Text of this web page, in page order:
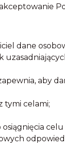
dane
aby
tymi celami;